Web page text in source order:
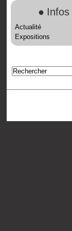
● Infos
Actualité
Expositions